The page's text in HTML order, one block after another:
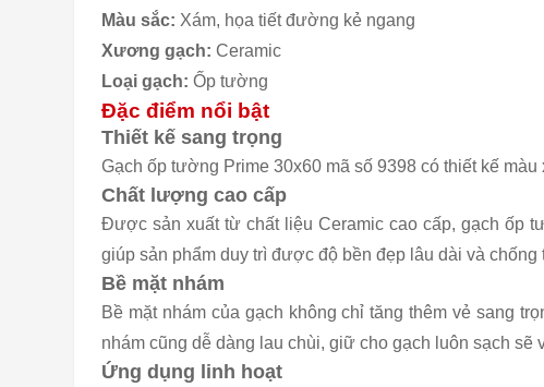
Màu sắc: Xám, họa tiết đường kẻ ngang
Xương gạch: Ceramic
Loại gạch: Ốp tường
Đặc điểm nổi bật
Thiết kế sang trọng
Gạch ốp tường Prime 30x60 mã số 9398 có thiết kế
Chất lượng cao cấp
Được sản xuất từ chất liệu Ceramic cao cấp, gạch ốp
giúp sản phẩm duy trì được độ bền đẹp lâu dài và
Bề mặt nhám
Bề mặt nhám của gạch không chỉ tăng thêm vẻ sang
nhám cũng dễ dàng lau chùi, giữ cho gạch luôn sạch sẽ
Ứng dụng linh hoạt